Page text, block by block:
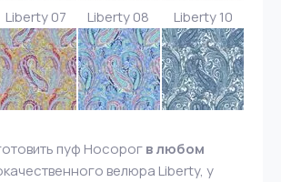
Liberty 07 Liberty 08 Liberty 10
пуф Носорогв любом
велюра Liberty, у